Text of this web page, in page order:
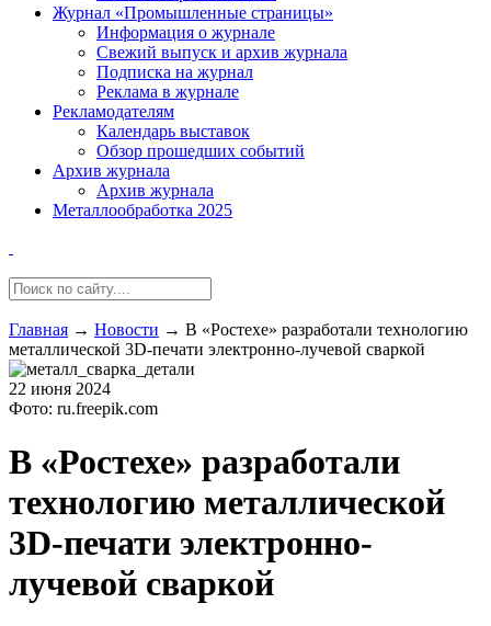
Журнал «Промышленные страницы»
Информация о журнале
Свежий выпуск и архив журнала
Подписка на журнал
Реклама в журнале
Рекламодателям
Календарь выставок
Обзор прошедших событий
Архив журнала
Архив журнала
Металлообработка 2025
Главная → Новости → В «Ростехе» разработали технологию
металлической 3D-печати электронно-лучевой сваркой
22 июня 2024
Фото: ru.freepik.com
В «Ростехе» разработали
технологию металлической
3D-печати электронно-
лучевой сваркой